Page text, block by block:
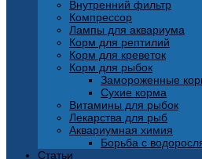
Внутренний фильтр
Компрессор
Лампы для аквариума
Корм для рептилий
Корм для креветок
Корм для рыбок
Замороженные
Сухие корма
Витамины для рыбок
Лекарства для рыб
Аквариумная химия
Борьба с
Статьи